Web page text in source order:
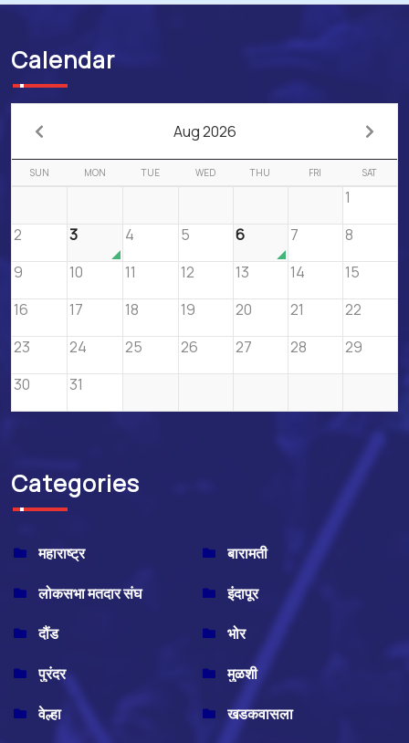
Calendar
Aug 2026
SUN MON TUE WED THU FRI SAT
1
2
3 4 5 6 7
8
9
10 11 12 13 14
15
16
17 18 19 20 21
22
23
24 25 26 27 28
29
30
31
Categories
महाराष्ट्र
बारामती
लोकसभा मतदार संघ
इंदापूर
दौंड
भोर
पुरंदर
मुळशी
वेल्हा
खडकवासला